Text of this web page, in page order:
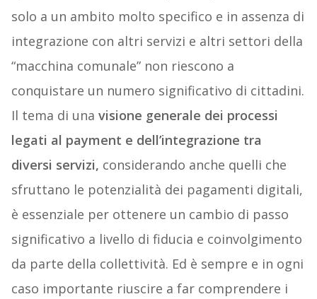
solo a un ambito molto specifico e in assenza di
integrazione con altri servizi e altri settori della
“macchina comunale” non riescono a
conquistare un numero significativo di cittadini.
Il tema di una visione generale dei processi
legati al payment e dell’integrazione tra
diversi servizi, considerando anche quelli che
sfruttano le potenzialità dei pagamenti digitali,
è essenziale per ottenere un cambio di passo
significativo a livello di fiducia e coinvolgimento
da parte della collettività. Ed è sempre e in ogni
caso importante riuscire a far comprendere i